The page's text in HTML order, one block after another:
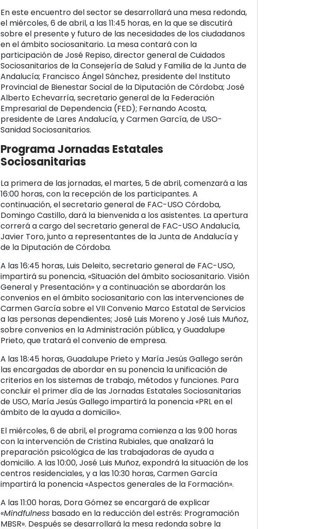
En este encuentro del sector se desarrollará una mesa redonda,
el miércoles, 6 de abril, a las 11:45 horas, en la que se discutirá
sobre el presente y futuro de las necesidades de los ciudadanos
en el ámbito sociosanitario. La mesa contará con la
participación de José Repiso, director general de Cuidados
Sociosanitarios de la Consejería de Salud y Familia de la Junta de
Andalucía; Francisco Ángel Sánchez, presidente del Instituto
Provincial de Bienestar Social de la Diputación de Córdoba; José
Alberto Echevarría, secretario general de la Federación
Empresarial de Dependencia (FED); Fernando Acosta,
presidente de Lares Andalucía, y Carmen García, de USO-
Sanidad Sociosanitarios.
Programa Jornadas Estatales
Sociosanitarias
La primera de las jornadas, el martes, 5 de abril, comenzará a las
16:00 horas, con la recepción de los participantes. A
continuación, el secretario general de FAC-USO Córdoba,
Domingo Castillo, dará la bienvenida a los asistentes. La apertura
correrá a cargo del secretario general de FAC-USO Andalucía,
Javier Toro, junto a representantes de la Junta de Andalucía y
de la Diputación de Córdoba.
A las 16:45 horas, Luis Deleito, secretario general de FAC-USO,
impartirá su ponencia, «Situación del ámbito sociosanitario. Visión
General y Presentación» y a continuación se abordarán los
convenios en el ámbito sociosanitario con las intervenciones de
Carmen García sobre el VII Convenio Marco Estatal de Servicios
a las personas dependientes; José Luis Moreno y José Luis Muñoz,
sobre convenios en la Administración pública, y Guadalupe
Prieto, que tratará el convenio de empresa.
A las 18:45 horas, Guadalupe Prieto y María Jesús Gallego serán
las encargadas de abordar en su ponencia la unificación de
criterios en los sistemas de trabajo, métodos y funciones. Para
concluir el primer día de las Jornadas Estatales Sociosanitarias
de USO, María Jesús Gallego impartirá la ponencia «PRL en el
ámbito de la ayuda a domicilio».
El miércoles, 6 de abril, el programa comienza a las 9:00 horas
con la intervención de Cristina Rubiales, que analizará la
preparación psicológica de las trabajadoras de ayuda a
domicilio. A las 10:00, José Luis Muñoz, expondrá la situación de los
centros residenciales, y a las 10:30 horas, Carmen García
impartirá la ponencia «Aspectos generales de la Formación».
A las 11:00 horas, Dora Gómez se encargará de explicar
«Mindfulness basado en la reducción del estrés: Programación
MBSR». Después se desarrollará la mesa redonda sobre la